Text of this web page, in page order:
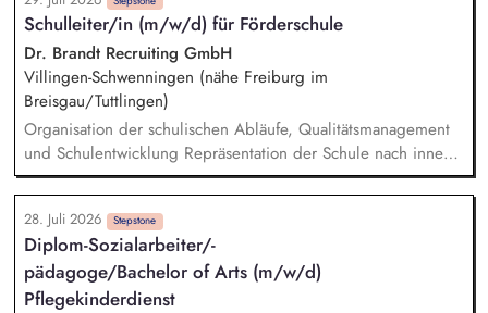
Spenden und Fördermittel wirkungsvoll eingesetzt werden. -
Marktsondierung bestehender und geeigneter neuer
Fördermittel - Begleitung unserer Pädagogik bei
Förderanträgen - Sicherstellen von Mittelbeantragung,
Mittelabruf und -verwendung inkl. Dokumentation -
Koordination, Verwaltung, zweckgerechte Zuordnung sowie
Nachweisführung von Spendengeldern - Buchhalterische
Unterstützung u.a. bei Führung und Kontrolle von
Gruppengeldkonten
Schulleiter/in (m/w/d) für Förderschule
Dr. Brandt Recruiting GmbH
Villingen-Schwenningen (nähe Freiburg im
Breisgau/Tuttlingen)
Organisation der schulischen Abläufe, Qualitätsmanagement
und Schulentwicklung Repräsentation der Schule nach innen
und außen Teilnahme an (dienstlichen) Veranstaltungen (z.B.
Konferenzen, Tag der offenen Tür, Empfänge) Gerne
Durchführung von Unterricht, der Stundenumfang kann
individuell abgesprochen werden
28. Juli 2026 Stepstone
Diplom-Sozialarbeiter/-
pädagoge/Bachelor of Arts (m/w/d)
Pflegekinderdienst